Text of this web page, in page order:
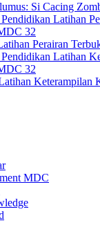
Si Cacing
Latihan
32
Perairan
Latihan
32
Keterampilan
MDC